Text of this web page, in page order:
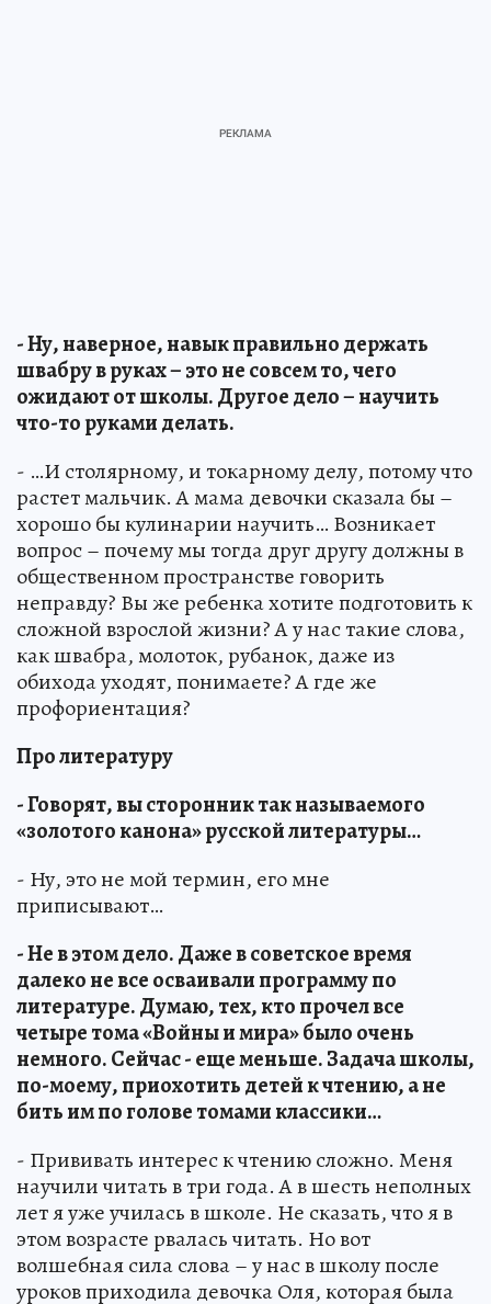
- Ну, наверное, навык правильно держать
швабру в руках – это не совсем то, чего
ожидают от школы. Другое дело – научить
что-то руками делать.
- …И столярному, и токарному делу, потому что
растет мальчик. А мама девочки сказала бы –
хорошо бы кулинарии научить… Возникает
вопрос – почему мы тогда друг другу должны в
общественном пространстве говорить
неправду? Вы же ребенка хотите подготовить к
сложной взрослой жизни? А у нас такие слова,
как швабра, молоток, рубанок, даже из
обихода уходят, понимаете? А где же
профориентация?
Про литературу
- Говорят, вы сторонник так называемого
«золотого канона» русской литературы…
- Ну, это не мой термин, его мне
приписывают…
- Не в этом дело. Даже в советское время
далеко не все осваивали программу по
литературе. Думаю, тех, кто прочел все
четыре тома «Войны и мира» было очень
немного. Сейчас - еще меньше. Задача школы,
по-моему, приохотить детей к чтению, а не
бить им по голове томами классики…
- Прививать интерес к чтению сложно. Меня
научили читать в три года. А в шесть неполных
лет я уже училась в школе. Не сказать, что я в
этом возрасте рвалась читать. Но вот
волшебная сила слова – у нас в школу после
уроков приходила девочка Оля, которая была